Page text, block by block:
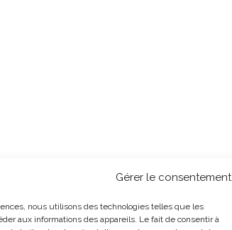
Gérer le consentement
nous utilisons des technologies telles que les
aux informations des appareils. Le fait de consentir à